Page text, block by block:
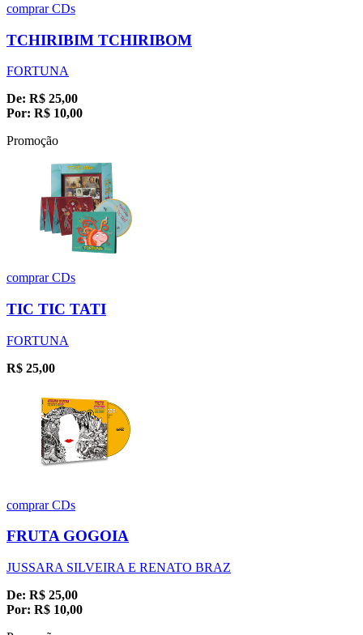
comprarCDs
TCHIRIBIM TCHIRIBOM
FORTUNA
De: R$ 25,00
Por: R$ 10,00
Promoção
comprarCDs
TIC TIC TATI
FORTUNA
R$ 25,00
comprarCDs
FRUTA GOGOIA
JUSSARA SILVEIRA E RENATO BRAZ
De: R$ 25,00
Por: R$ 10,00